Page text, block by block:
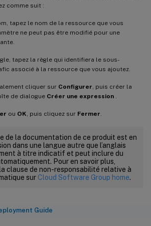
comme suit :
tapez le nom de la ressource que vous
ne peut pas être modifié pour une
tapez la règle qui identifiera le sous-
associé à la ressource que vous ajoutez.
cliquer sur Configurer , puis créer la
de dialogue Créer une expression
ou OK , puis cliquez sur Fermer
de la documentation de ce produit est en
dans une langue autre que l’anglais
à titre indicatif et peut inclure du
Pour en savoir plus,
clause de non-responsabilité relative à
sur Cloud Software Group home.
Guide